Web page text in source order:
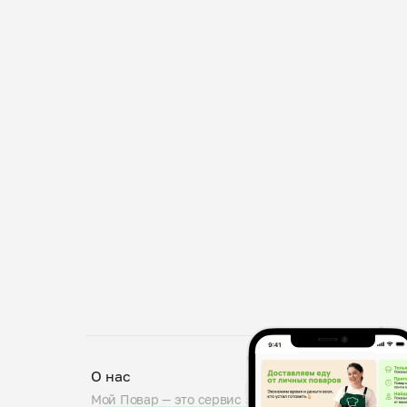
О нас
Мой Повар — это сервис заказа блюд от личных